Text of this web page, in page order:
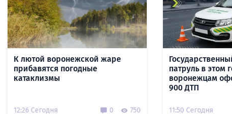
К лютой воронежской жаре
прибавятся погодные
катаклизмы
12:26 Сегодня 0 750
патруль в этом
воронежцам
900 ДТП
11:50 Сегодня